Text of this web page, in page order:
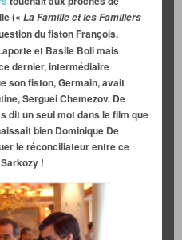
(« La Famille et les Familiers
du fiston François,
et Basile Boli mais
dernier, intermédiaire
son fiston,Germain, avait
Serguei Chemezov. De
dit un seul mot dans le film que
bien Dominique De
le réconciliateur entre ce
!